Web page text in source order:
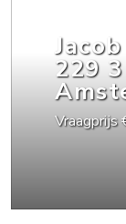
229 3
Vraagprijs